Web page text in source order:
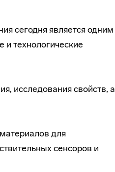
сегодня является одним
и технологические
исследования свойств, а
для
сенсоров и